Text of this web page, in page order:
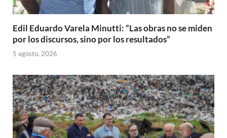
Edil Eduardo Varela Minutti: “Las obras no se miden
por los discursos, sino por los resultados”
5 agosto, 2026